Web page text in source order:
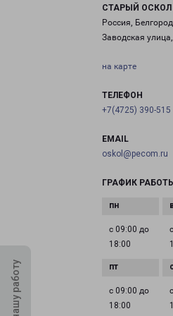
СТАРЫЙ ОСКОЛ
Россия,
Заводская
на карте
ТЕЛЕФОН
+7(4725) 390-515
EMAIL
oskol@pecom.ru
ГРАФИК РАБОТЫ
с 09:00 до
18:00
с 09:00 до
18:00